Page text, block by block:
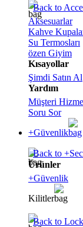
Back to
Aksesuarlar
Kahve
Su Termosları
özen Giyim
Kısayollar
Şimdi Satın Al
Yardım
Müşteri
Soru Sor
+Güvenlik
Back to
Ürünler
+Güvenlik
Kilitler
Back to